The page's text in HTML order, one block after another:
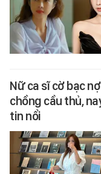
Nữ ca sĩ cờ bạc
chồng cầu thủ,
tin nổi